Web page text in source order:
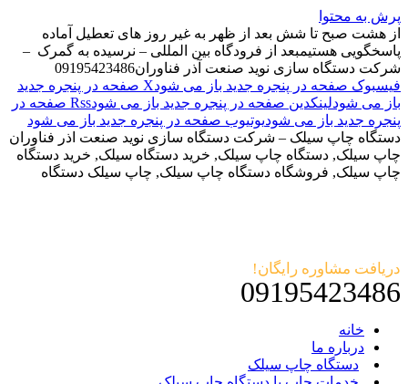
پرش به محتوا
از هشت صبح تا شش بعد از ظهر به غیر روز های تعطیل آماده
پاسخگویی هستیمبعد از فرودگاه بین المللی – نرسیده به گمرک –
شرکت دستگاه سازی نوید صنعت آذر فناوران09195423486
فیسبوک صفحه در پنجره جدید باز می شود
X صفحه در پنجره جدید
باز می شودلینکدین صفحه در پنجره جدید باز می شود
Rss صفحه در
پنجره جدید باز می شودیوتیوب صفحه در پنجره جدید باز می شود
دستگاه چاپ سیلک – شرکت دستگاه سازی نوید صنعت اذر فناوران
چاپ سیلک, دستگاه چاپ سیلک, خرید دستگاه سیلک, خرید دستگاه
چاپ سیلک, فروشگاه دستگاه چاپ سیلک, چاپ سیلک دستگاه
دریافت مشاوره رایگان!
09195423486
خانه
درباره ما
دستگاه چاپ سیلک